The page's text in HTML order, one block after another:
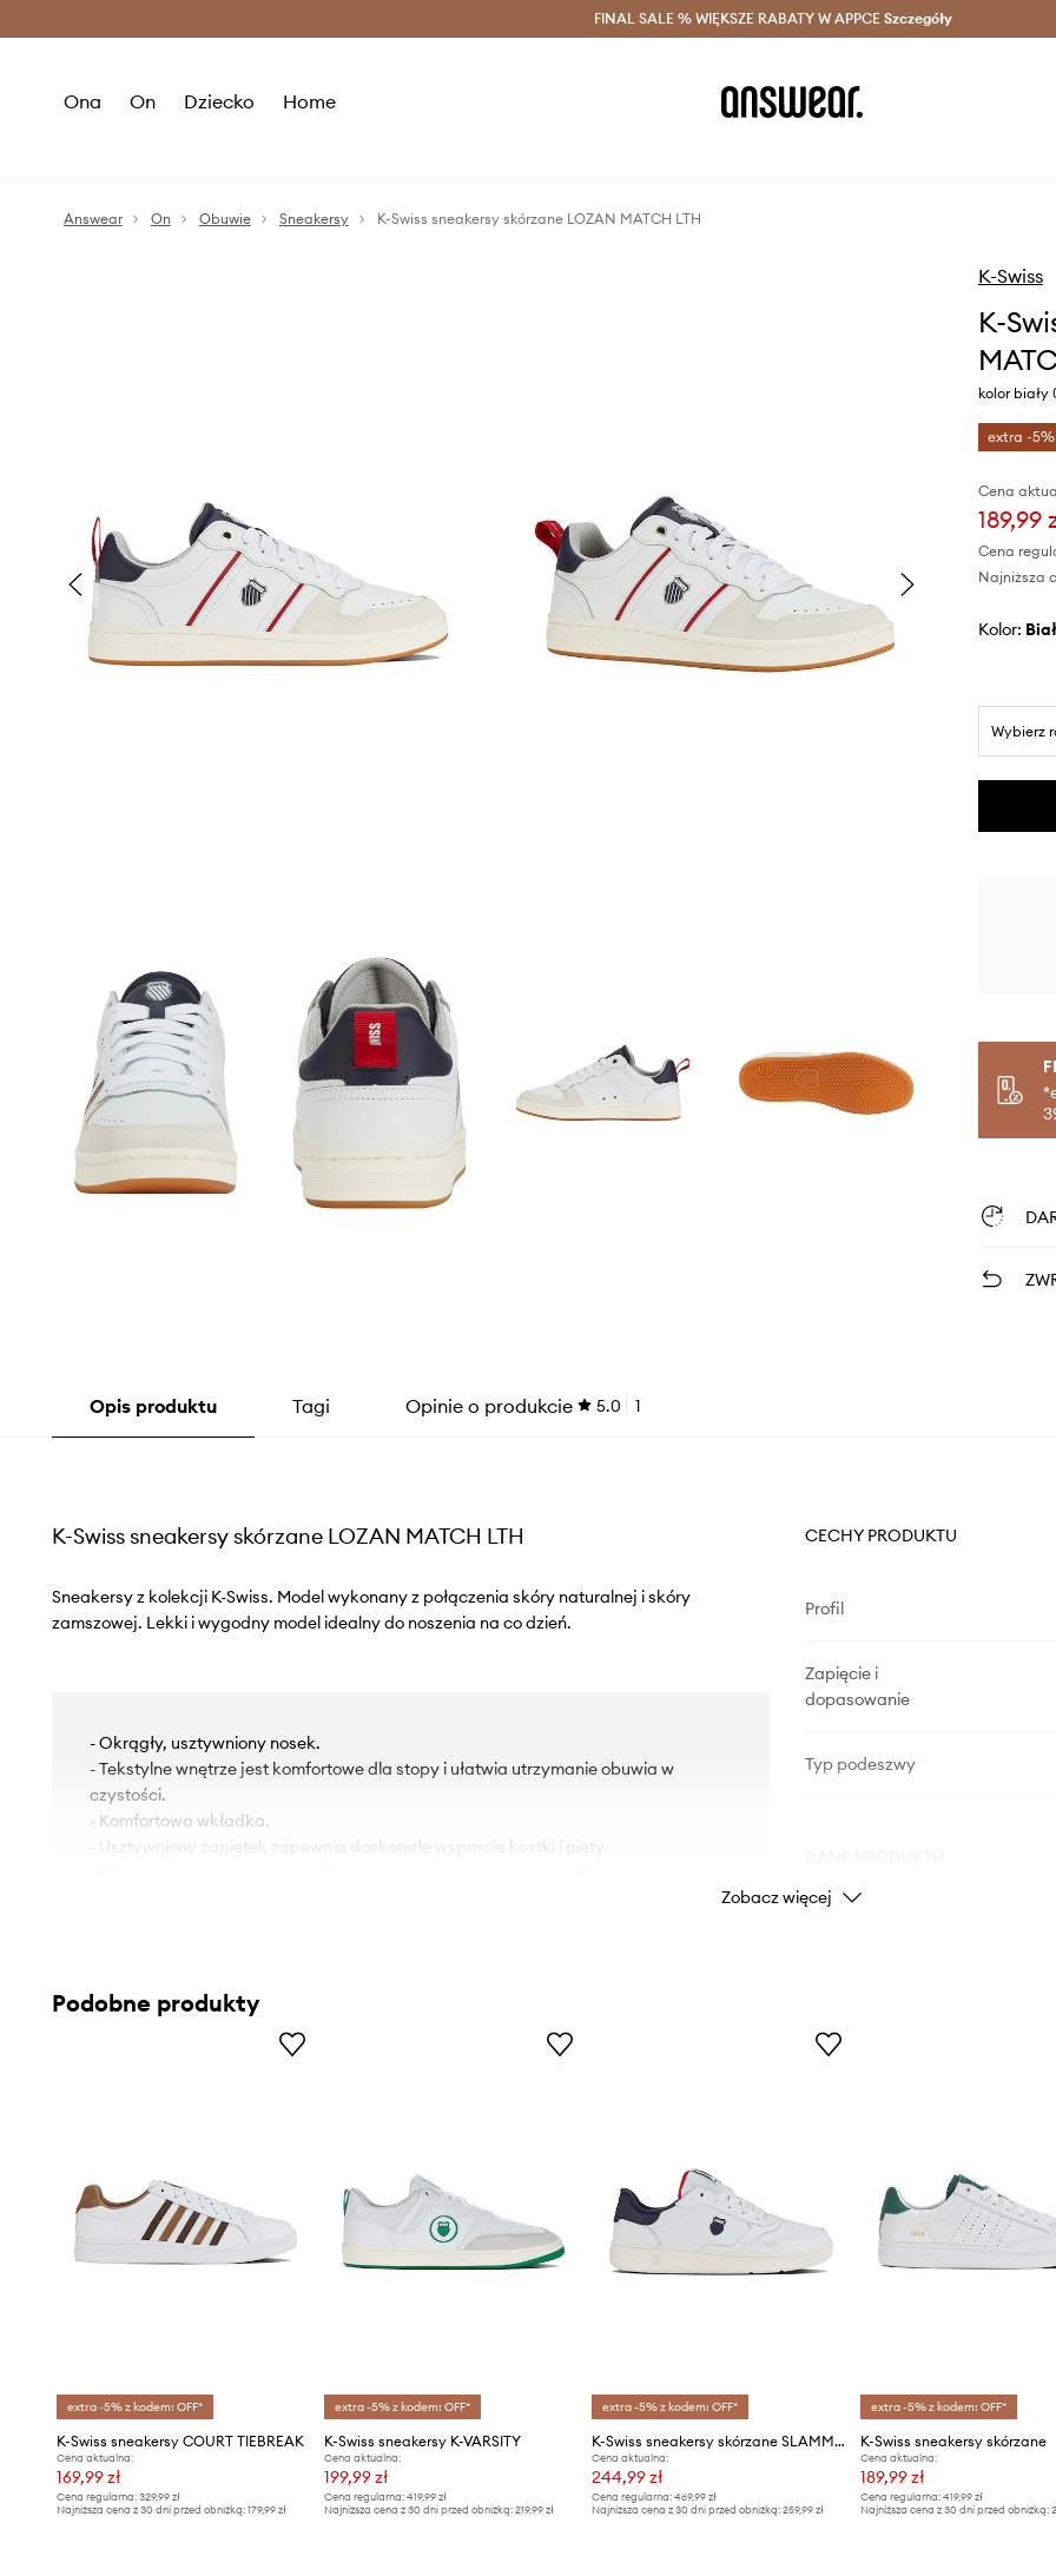
Oszczędzaj z Answear Club > Dostawa nawet w 24h >
FINAL SALE % WIĘKSZE RABATY W APPCE Szczegóły
Ona On Dziecko Home
Answear On Obuwie Sneakersy K-Swiss sneakersy skórzane LOZAN MATCH LTH
K-Swiss
K-
kolor biały
extra -5%
Cena
189,99
Cena
Najniższa
Kolor:
Wybierz
Opis produktu Tagi Opinie o produkcie 5.0 1
K-Swiss sneakersy skórzane LOZAN MATCH LTH
Sneakersy z kolekcji K-Swiss. Model wykonany z połączenia skóry naturalnej i skóry
zamszowej. Lekki i wygodny model idealny do noszenia na co dzień.
- Okrągły, usztywniony nosek.
- Tekstylne wnętrze jest komfortowe dla stopy i ułatwia utrzymanie obuwia w
czystości.
- Komfortowa wkładka.
- Usztywniony zapiętek zapewnia doskonałe wsparcie kostki i pięty.
CECHY PRODUKTU
Profil
Zapięcie i
dopasowanie
Typ podeszwy
Marka
Zobacz więcej
Podobne produkty
extra -5% z kodem: OFF*
K-Swiss sneakersy COURT TIEBREAK
Cena aktualna:
169,99 zł
Cena regularna: 329,99 zł
Najniższa cena z 30 dni przed obniżką: 179,99 zł
extra -5% z kodem: OFF*
K-Swiss sneakersy K-VARSITY
Cena aktualna:
199,99 zł
Cena regularna:419,99 zł
Najniższa cena z 30 dni przed obniżką:219,99 zł
extra -5% z kodem: OFF*
K-Swiss sneakersy skórzane SLAMMSHIELD II
Cena aktualna:
244,99 zł
Cena regularna: 469,99 zł
Najniższa cena z 30 dni przed obniżką: 259,99 zł
extra -5% z kodem: OFF*
K-Swiss sneakersy skórzane
Cena aktualna:
189,99 zł
Cena regularna: 419,99 zł
Najniższa cena z 30 dni przed obniżką: